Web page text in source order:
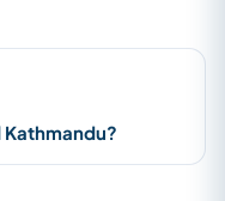
Kathmandu?